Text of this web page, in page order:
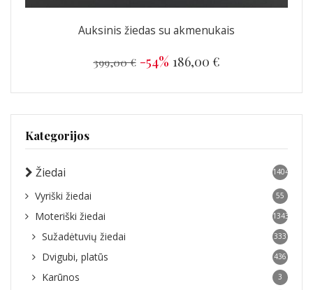
Auksinis žiedas su akmenukais
399,00 € -54% 186,00 €
Kategorijos
Žiedai 1404
Vyriški žiedai 55
Moteriški žiedai 1343
Sužadėtuvių žiedai 333
Dvigubi, platūs 436
Karūnos 3